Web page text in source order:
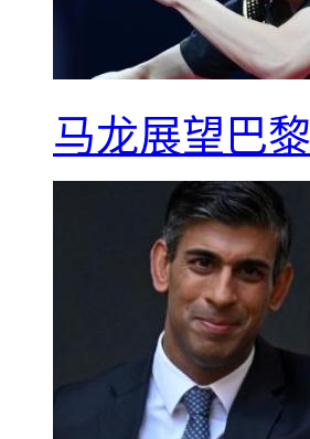
马龙展望巴